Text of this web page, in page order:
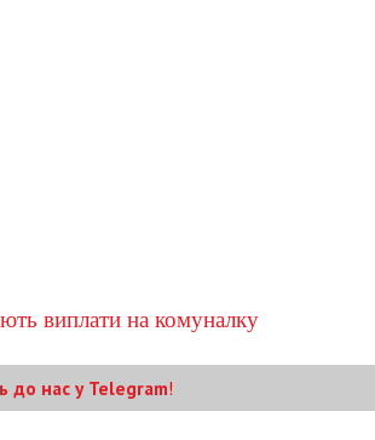
виплати на комуналку
до нас у Telegram!